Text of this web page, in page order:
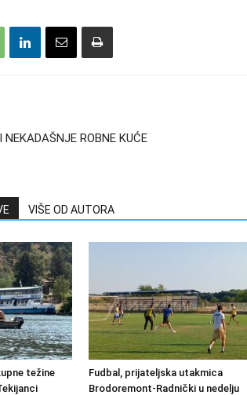
ROBNE KUĆE
VIŠE OD AUTORA
težine
Fudbal, prijateljska utakmica
Brodoremont-Radnički u nedelju